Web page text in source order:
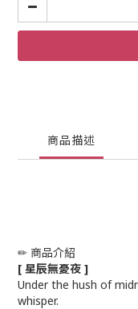
商品描述
✏ 商品介紹
[ 星辰無憂夜 ]
Under the hush of
whisper.